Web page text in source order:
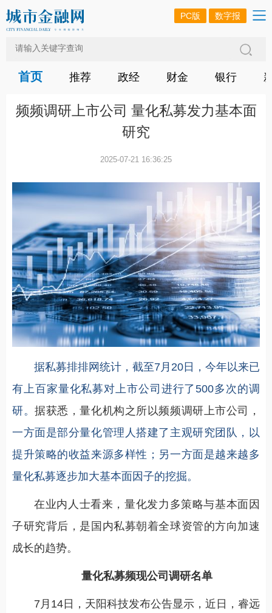
PC版 数字报
首页 推荐 政经 财金 银行
频频调研上市公司 量化私募发力基本面
研究
2025-07-21 16:36:25
据私募排排网统计，截至7月20日，今年以来已
有上百家量化私募对上市公司进行了500多次的调
研。据获悉，量化机构之所以频频调研上市公司，
一方面是部分量化管理人搭建了主观研究团队，以
提升策略的收益来源多样性；另一方面是越来越多
量化私募逐步加大基本面因子的挖掘。
在业内人士看来，量化发力多策略与基本面因
子研究背后，是国内私募朝着全球资管的方向加速
成长的趋势。
量化私募频现公司调研名单
7月14日，天阳科技发布公告显示，近日，睿远